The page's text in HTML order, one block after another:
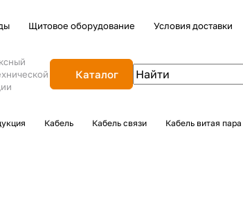
Щитовое оборудование Условия доставки
Каталог
Кабель Кабель связи Кабель витая пара